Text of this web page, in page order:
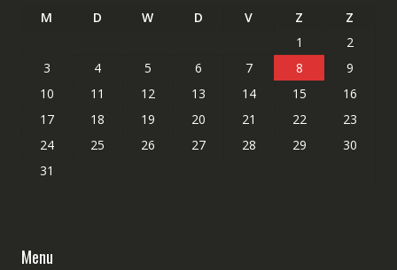
M D W D V Z
Z
1
2
3
4 5 6 7 8
9
10
11 12 13 14 15
16
17
18 19 20 21 22
23
24
25 26 27 28 29
30
31
Menu